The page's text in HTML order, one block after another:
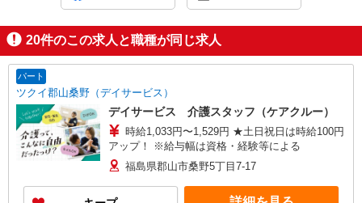
20件のこの求人と職種が同じ求人
パート
ツクイ郡山桑野（デイサービス）
デイサービス 介護スタッフ（ケアクルー）
時給1,033円〜1,529円 ★土日祝日は時給100円
アップ！ ※給与幅は資格・経験等による
福島県郡山市桑野5丁目7-17